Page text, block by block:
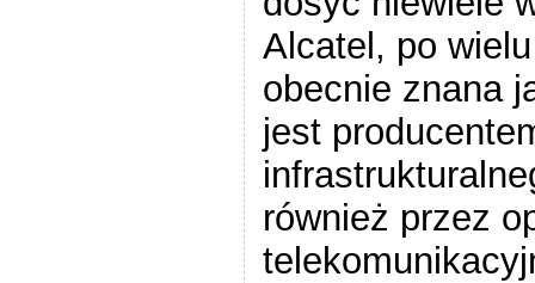
Alcatel, po
obecnie znana
jest
również przez